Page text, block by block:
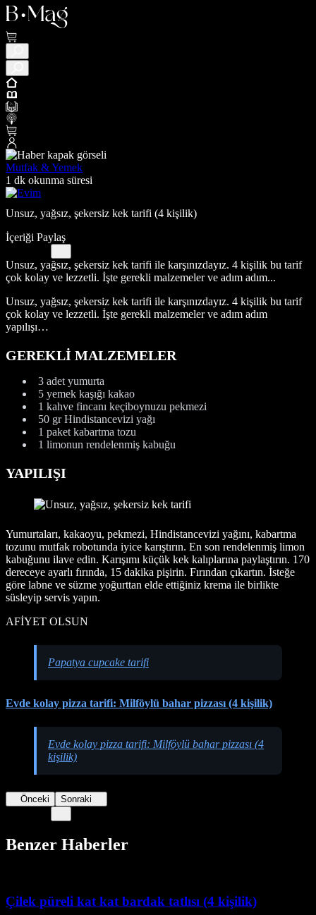
Mutfak & Yemek
1 dk okunma süresi
Unsuz, yağsız, şekersiz kek tarifi (4 kişilik)
İçeriği Paylaş
Unsuz, yağsız, şekersiz kek tarifi ile karşınızdayız. 4 kişilik bu tarif
çok kolay ve lezzetli. İşte gerekli malzemeler ve adım adım...
Unsuz, yağsız, şekersiz kek tarifi ile karşınızdayız. 4 kişilik bu tarif
çok kolay ve lezzetli. İşte gerekli malzemeler ve adım adım
yapılışı…
GEREKLİ MALZEMELER
3 adet yumurta
5 yemek kaşığı kakao
1 kahve fincanı keçiboynuzu pekmezi
50 gr Hindistancevizi yağı
1 paket kabartma tozu
1 limonun rendelenmiş kabuğu
YAPILIŞI
Yumurtaları, kakaoyu, pekmezi, Hindistancevizi yağını, kabartma
tozunu mutfak robotunda iyice karıştırın. En son rendelenmiş limon
kabuğunu ilave edin. Karışımı küçük kek kalıplarına paylaştırın. 170
dereceye ayarlı fırında, 15 dakika pişirin. Fırından çıkartın. İsteğe
göre labne ve süzme yoğurttan elde ettiğiniz krema ile birlikte
süsleyip servis yapın.
AFİYET OLSUN
Papatya cupcake tarifi
Evde kolay pizza tarifi: Milföylü bahar pizzası (4 kişilik)
Evde kolay pizza tarifi: Milföylü bahar pizzası (4
kişilik)
Önceki Sonraki
Benzer Haberler
Çilek püreli kat kat bardak tatlısı (4 kişilik)